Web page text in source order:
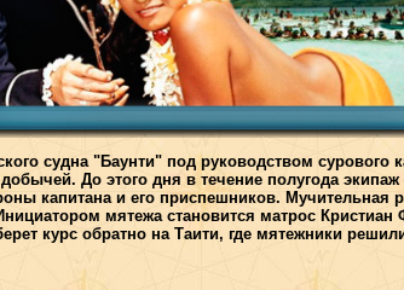
судна "Баунти" под руководством сурового
До этого дня в течение полугода
капитана и его приспешников. Мучительная
мятежа становится матрос Кристиан
курс обратно на Таити, где мятежники